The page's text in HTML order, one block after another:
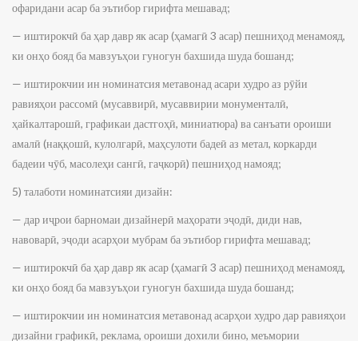
офаридани асар ба эътибор гирифта мешавад;
— иштирокчӣ ба ҳар давр як асар (ҳамагӣ 3 асар) пешниҳод менамояд,
ки онҳо бояд ба мавзуъҳои гуногун бахшида шуда бошанд;
— иштирокчии ин номинатсия метавонад асари худро аз рӯйи
равияҳои рассомӣ (мусаввирӣ, мусаввирии монументалӣ,
ҳайкалтарошӣ, графикаи дастгоҳӣ, миниатюра) ва санъати ороиши
амалӣ (наққошӣ, кулолгарӣ, маҳсулоти бадеӣ аз метал, коркарди
бадеии чӯб, масолеҳи сангӣ, гаҷкорӣ) пешниҳод намояд;
5) талаботи номинатсияи дизайн:
— дар иҷрои барномаи дизайнерӣ маҳорати эҷодӣ, диди нав,
навоварӣ, эҷоди асарҳои мубрам ба эътибор гирифта мешавад;
— иштирокчӣ ба ҳар давр як асар (ҳамагӣ 3 асар) пешниҳод менамояд,
ки онҳо бояд ба мавзуъҳои гуногун бахшида шуда бошанд;
— иштирокчии ин номинатсия метавонад асарҳои худро дар равияҳои
дизайни графикӣ, реклама, ороиши дохили бино, меъмории